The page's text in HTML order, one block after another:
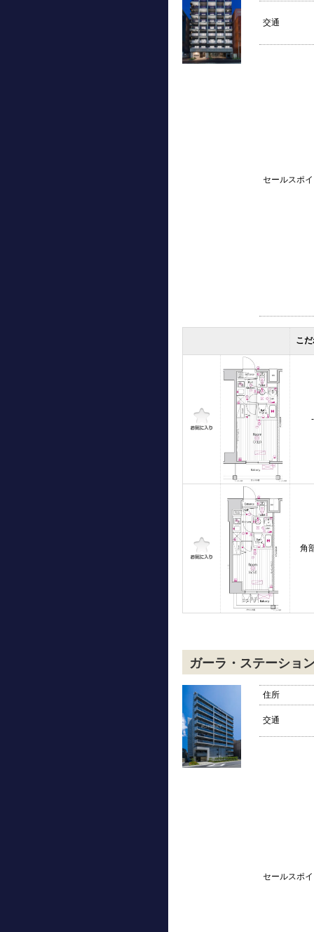
交通
セールスポ
こ
-
角
ガーラ・ステーショ
住所
交通
セールスポ